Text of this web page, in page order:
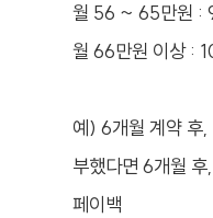
월 56 ~ 65만원 :
월 66만원 이상 :
예) 6개월 계약
부했다면 6개월
페이백